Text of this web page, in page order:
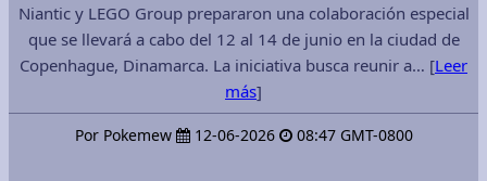
Niantic y LEGO Group prepararon una colaboración especial
que se llevará a cabo del 12 al 14 de junio en la ciudad de
Copenhague, Dinamarca. La iniciativa busca reunir a… [Leer
más]
Por Pokemew 12-06-2026 08:47 GMT-0800